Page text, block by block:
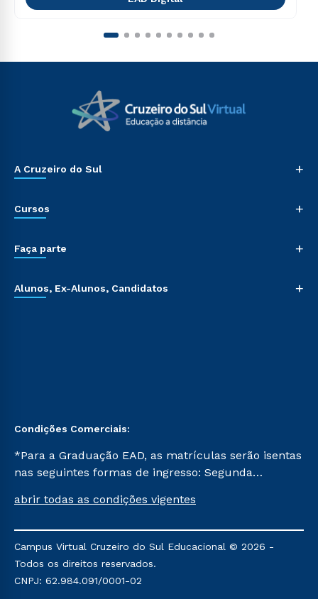
A Cruzeiro do Sul +
Cursos +
Faça parte +
Alunos, Ex-Alunos, Candidatos +
Condições Comerciais:
*Para a Graduação EAD, as matrículas serão isentas
nas seguintes formas de ingresso: Segunda
Já para as demais, a taxa de matrícula será de R$
mencionadas são referentes aos cursos: Ensino
Religioso, Geografia para a Docência e Metodologia
do Ensino de História: Questões Atuais.
abrir todas as condições vigentes
Campus Virtual Cruzeiro do Sul Educacional © 2026 -
Todos os direitos reservados.
CNPJ: 62.984.091/0001-02